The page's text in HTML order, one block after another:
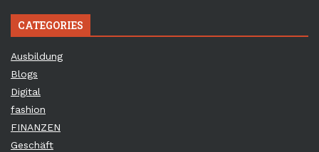
CATEGORIES
Ausbildung
Blogs
Digital
fashion
FINANZEN
Geschäft